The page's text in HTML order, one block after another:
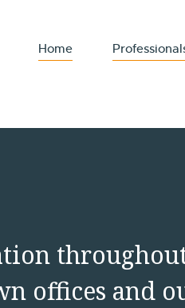
Home
offices and